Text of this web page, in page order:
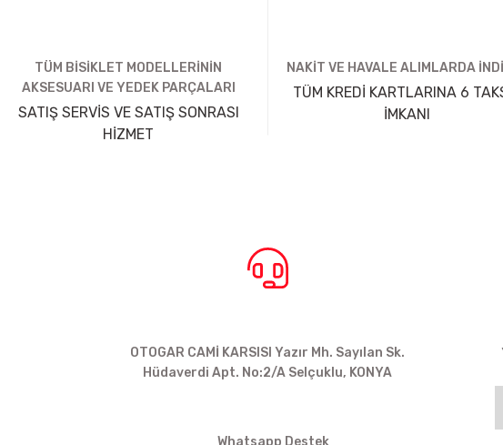
TÜM BİSİKLET MODELLERİNİN
AKSESUARI VE YEDEK PARÇALARI
SATIŞ SERVİS VE SATIŞ SONRASI
HİZMET
NAKİT VE HAVALE ALIMLARDA
TÜM KREDİ KARTLARINA 6
İMKANI
OTOGAR CAMİ KARSISI Yazır Mh. Sayılan Sk.
Hüdaverdi Apt. No:2/A Selçuklu, KONYA
Whatsapp Destek